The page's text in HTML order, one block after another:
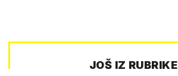
JOŠ IZ RUBRIKE